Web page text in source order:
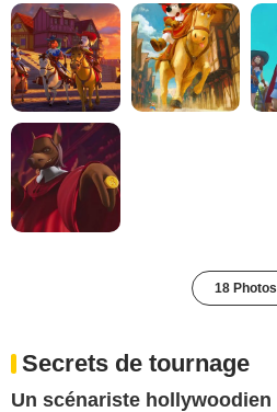
18 Photos
Secrets de tournage
Un scénariste hollywoodien